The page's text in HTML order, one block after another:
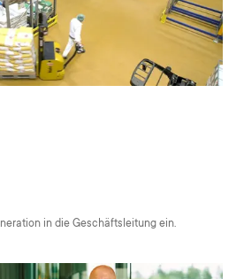
in die Geschäftsleitung ein.